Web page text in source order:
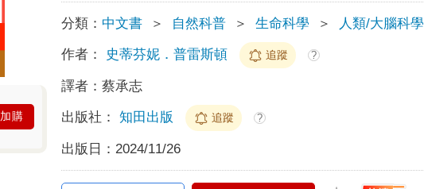
加購
分類： 中文書 ＞ 自然科普 ＞ 生命科學 ＞ 人類/大腦科學
作者： 史蒂芬妮．普雷斯頓 追蹤 ?
譯者：蔡承志
出版社： 知田出版 追蹤 ?
出版日： 2024/11/26